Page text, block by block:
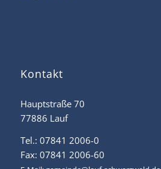
Kontakt
Hauptstraße 70
77886 Lauf
Tel.: 07841 2006-0
Fax: 07841 2006-60